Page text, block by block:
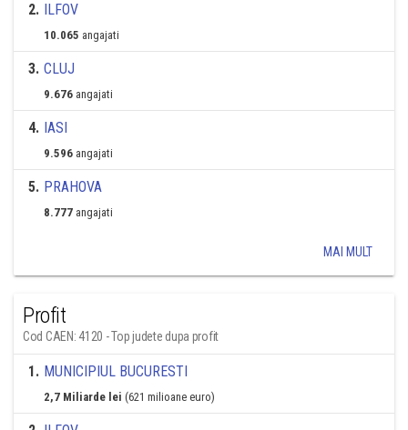
2. ILFOV
10.065 angajati
3. CLUJ
9.676 angajati
4. IASI
9.596 angajati
5. PRAHOVA
8.777 angajati
MAI MULT
Profit
Cod CAEN: 4120 - Top judete dupa profit
1. MUNICIPIUL BUCURESTI
2,7 Miliarde lei (621 milioane euro)